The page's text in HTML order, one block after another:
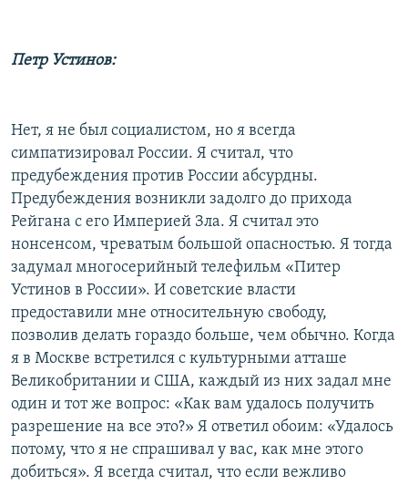
Петр Устинов:
Нет, я не был социалистом, но я всегда
симпатизировал России. Я считал, что
предубеждения против России абсурдны.
Предубеждения возникли задолго до прихода
Рейгана с его Империей Зла. Я считал это
нонсенсом, чреватым большой опасностью. Я тогда
задумал многосерийный телефильм «Питер
Устинов в России». И советские власти
предоставили мне относительную свободу,
позволив делать гораздо больше, чем обычно. Когда
я в Москве встретился с культурными атташе
Великобритании и США, каждый из них задал мне
один и тот же вопрос: «Как вам удалось получить
разрешение на все это?» Я ответил обоим: «Удалось
потому, что я не спрашивал у вас, как мне этого
добиться». Я всегда считал, что если вежливо